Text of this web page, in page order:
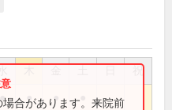
祝
● ●
合があります。来院前